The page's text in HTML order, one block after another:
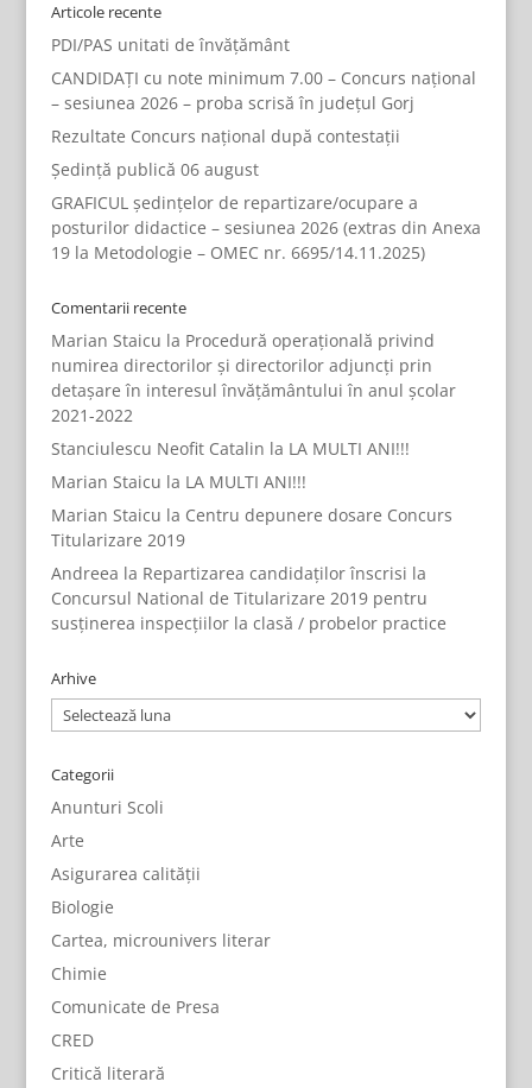
Articole recente
PDI/PAS unitati de învățământ
CANDIDAȚI cu note minimum 7.00 – Concurs național
– sesiunea 2026 – proba scrisă în județul Gorj
Rezultate Concurs național după contestații
Ședință publică 06 august
GRAFICUL ședințelor de repartizare/ocupare a
posturilor didactice – sesiunea 2026 (extras din Anexa
19 la Metodologie – OMEC nr. 6695/14.11.2025)
Comentarii recente
Marian Staicu la Procedură operațională privind
numirea directorilor și directorilor adjuncți prin
detașare în interesul învățământului în anul școlar
2021-2022
Stanciulescu Neofit Catalin la LA MULTI ANI!!!
Marian Staicu la LA MULTI ANI!!!
Marian Staicu la Centru depunere dosare Concurs
Titularizare 2019
Andreea la Repartizarea candidaților înscrisi la
Concursul National de Titularizare 2019 pentru
susținerea inspecțiilor la clasă / probelor practice
Arhive
Arhive
Categorii
Anunturi Scoli
Arte
Asigurarea calității
Biologie
Cartea, microunivers literar
Chimie
Comunicate de Presa
CRED
Critică literară